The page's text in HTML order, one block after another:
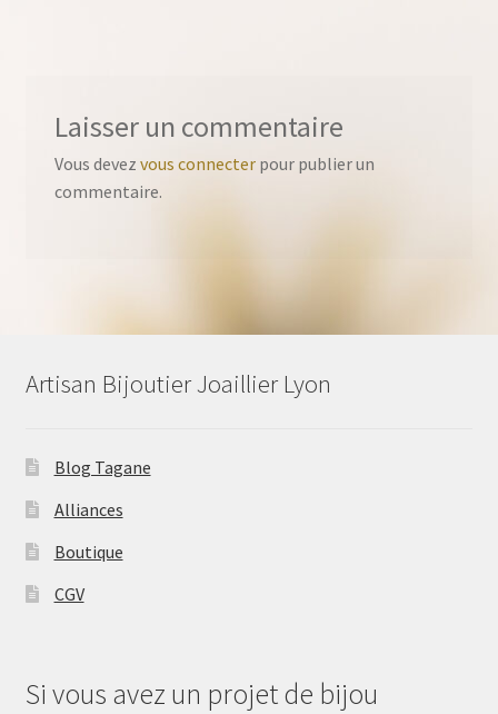
Laisser un commentaire
Vous devez vous connecterpour publier un
commentaire.
Artisan Bijoutier Joaillier Lyon
Blog Tagane
Alliances
Boutique
CGV
Si vous avez un projet de bijou